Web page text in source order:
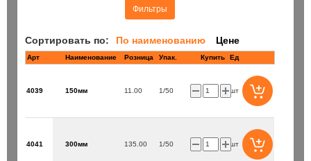
Фильтры
Сортировать по: По наименованию Цене
Арт Наименование Розница Купить Ед
4039 150мм 11.00 1/50 шт
4041 300мм 135.00 1/50 шт